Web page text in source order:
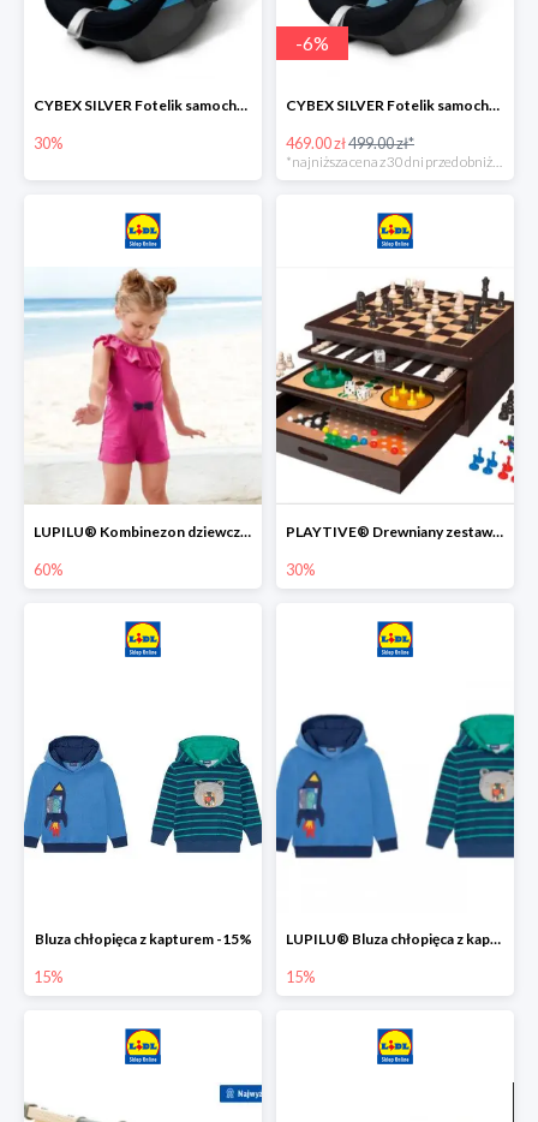
CYBEX SILVER Fotelik samochodowy -30%
30%
-6%
CYBEX SILVER Fotelik samochodowy + dostawa gratis!
469.00 zł499.00 zł*
*najniższa cena z 30 dni przed obniżką
LUPILU® Kombinezon dziewczęcy z bawełny
60%
PLAYTIVE® Drewniany zestaw gier 10 w 1
30%
Bluza chłopięca z kapturem -15%
15%
LUPILU® Bluza chłopięca z kapturem
15%